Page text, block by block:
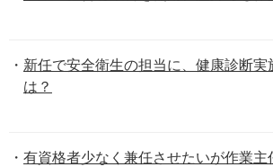
新任で安全衛生の担当に、健康診断
は？
有資格者少なく兼任させたいが作業主